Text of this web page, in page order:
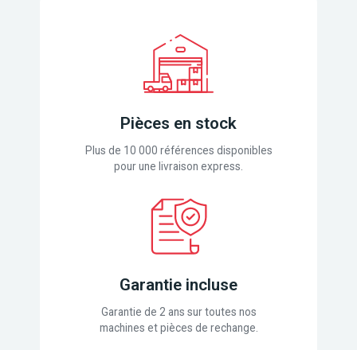
Pièces en stock
Plus de 10 000 références disponibles
pour une livraison express.
Garantie incluse
Garantie de 2 ans sur toutes nos
machines et pièces de rechange.